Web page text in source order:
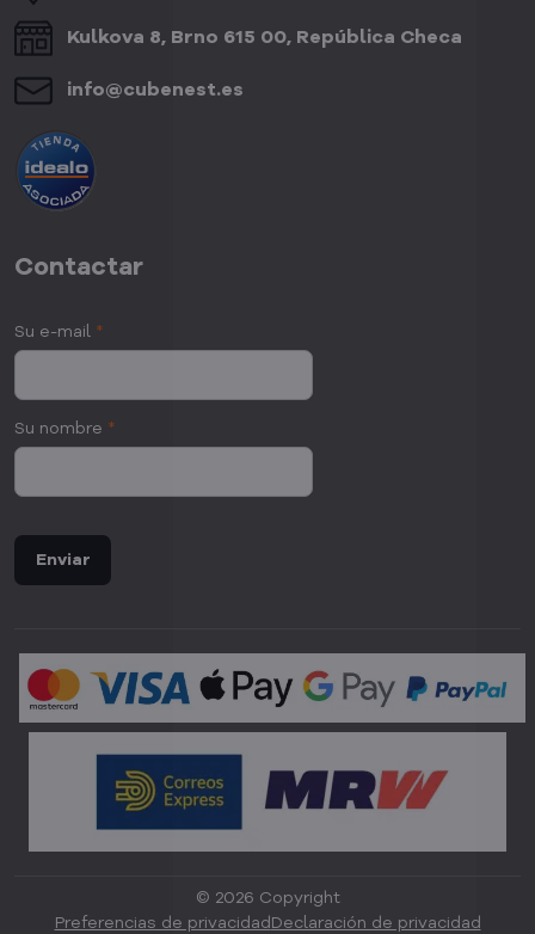
Kulkova 8, Brno 615 00, República Checa
info​@cubenest​.es
Contactar
Su e-mail *
Su nombre *
Enviar
© 2026 Copyright
Preferencias de privacidad Declaración de privacidad